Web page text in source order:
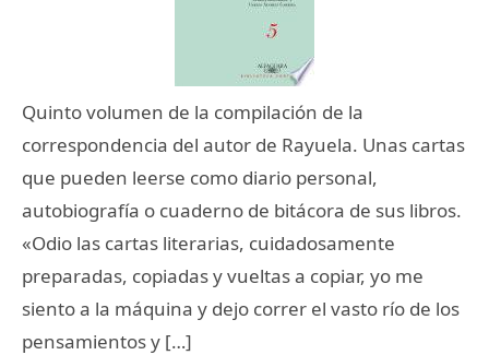
Quinto volumen de la compilación de la
correspondencia del autor de Rayuela. Unas cartas
que pueden leerse como diario personal,
autobiografía o cuaderno de bitácora de sus libros.
«Odio las cartas literarias, cuidadosamente
preparadas, copiadas y vueltas a copiar, yo me
siento a la máquina y dejo correr el vasto río de los
pensamientos y […]